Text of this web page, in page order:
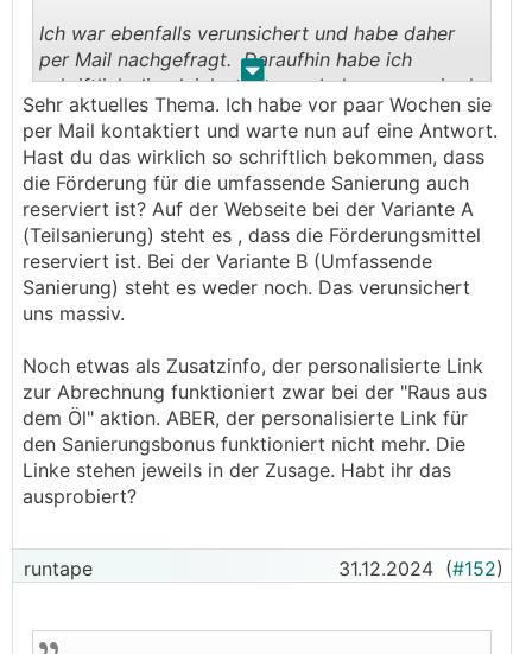
. .
Ich war ebenfalls verunsichert und habe daher
per Mail nachgefragt. Daraufhin habe ich
schriftlich die gleiche Aussage bekommen wie du
telefonisch die zugesagte Summe sollte also
auch bei der umfassenden Sanierung reserviert
sein.
Die Förderung ist ja inzwischen ausgelaufen aber
auch auf der Homepage steht das zwar keine
neue Anträge gestellt werden können aber die
Zusagen aufrecht bleiben. Ich bin daher
zuversichtlich das auch die neue Regierung dies
Durch den Antragsstopp wird wohl auch die
Bearbeitungszeit und der Auszahlungszeitraum
selbst kürzer werden.
Sehr aktuelles Thema. Ich habe vor paar Wochen sie
per Mail kontaktiert und warte nun auf eine Antwort.
Hast du das wirklich so schriftlich bekommen, dass
die Förderung für die umfassende Sanierung auch
reserviert ist? Auf der Webseite bei der Variante A
(Teilsanierung) steht es , dass die Förderungsmittel
reserviert ist. Bei der Variante B (Umfassende
Sanierung) steht es weder noch. Das verunsichert
uns massiv.
Noch etwas als Zusatzinfo, der personalisierte Link
zur Abrechnung funktioniert zwar bei der "Raus aus
dem Öl" aktion. ABER, der personalisierte Link für
den Sanierungsbonus funktioniert nicht mehr. Die
Linke stehen jeweils in der Zusage. Habt ihr das
ausprobiert?
runtape 31.12.2024 (#152)